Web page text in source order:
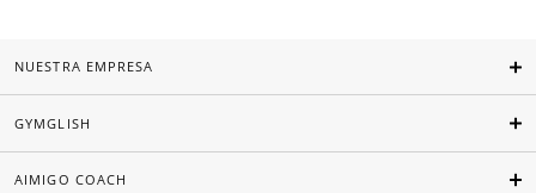
NUESTRA EMPRESA
GYMGLISH
AIMIGO COACH